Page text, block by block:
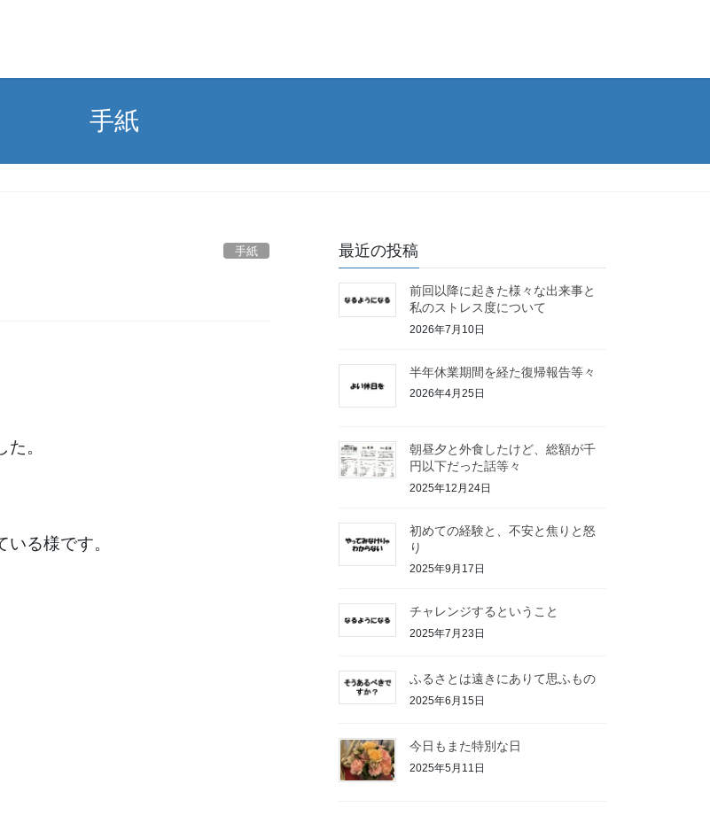
手紙
手紙
。
る様です。
最近の投稿
前回以降に起きた様々な出来事と
私のストレス度について
2026年7月10日
半年休業期間を経た復帰報告等々
2026年4月25日
朝昼夕と外食したけど、総額が千
円以下だった話等々
2025年12月24日
初めての経験と、不安と焦りと怒
り
2025年9月17日
チャレンジするということ
2025年7月23日
ふるさとは遠きにありて思ふもの
2025年6月15日
今日もまた特別な日
2025年5月11日